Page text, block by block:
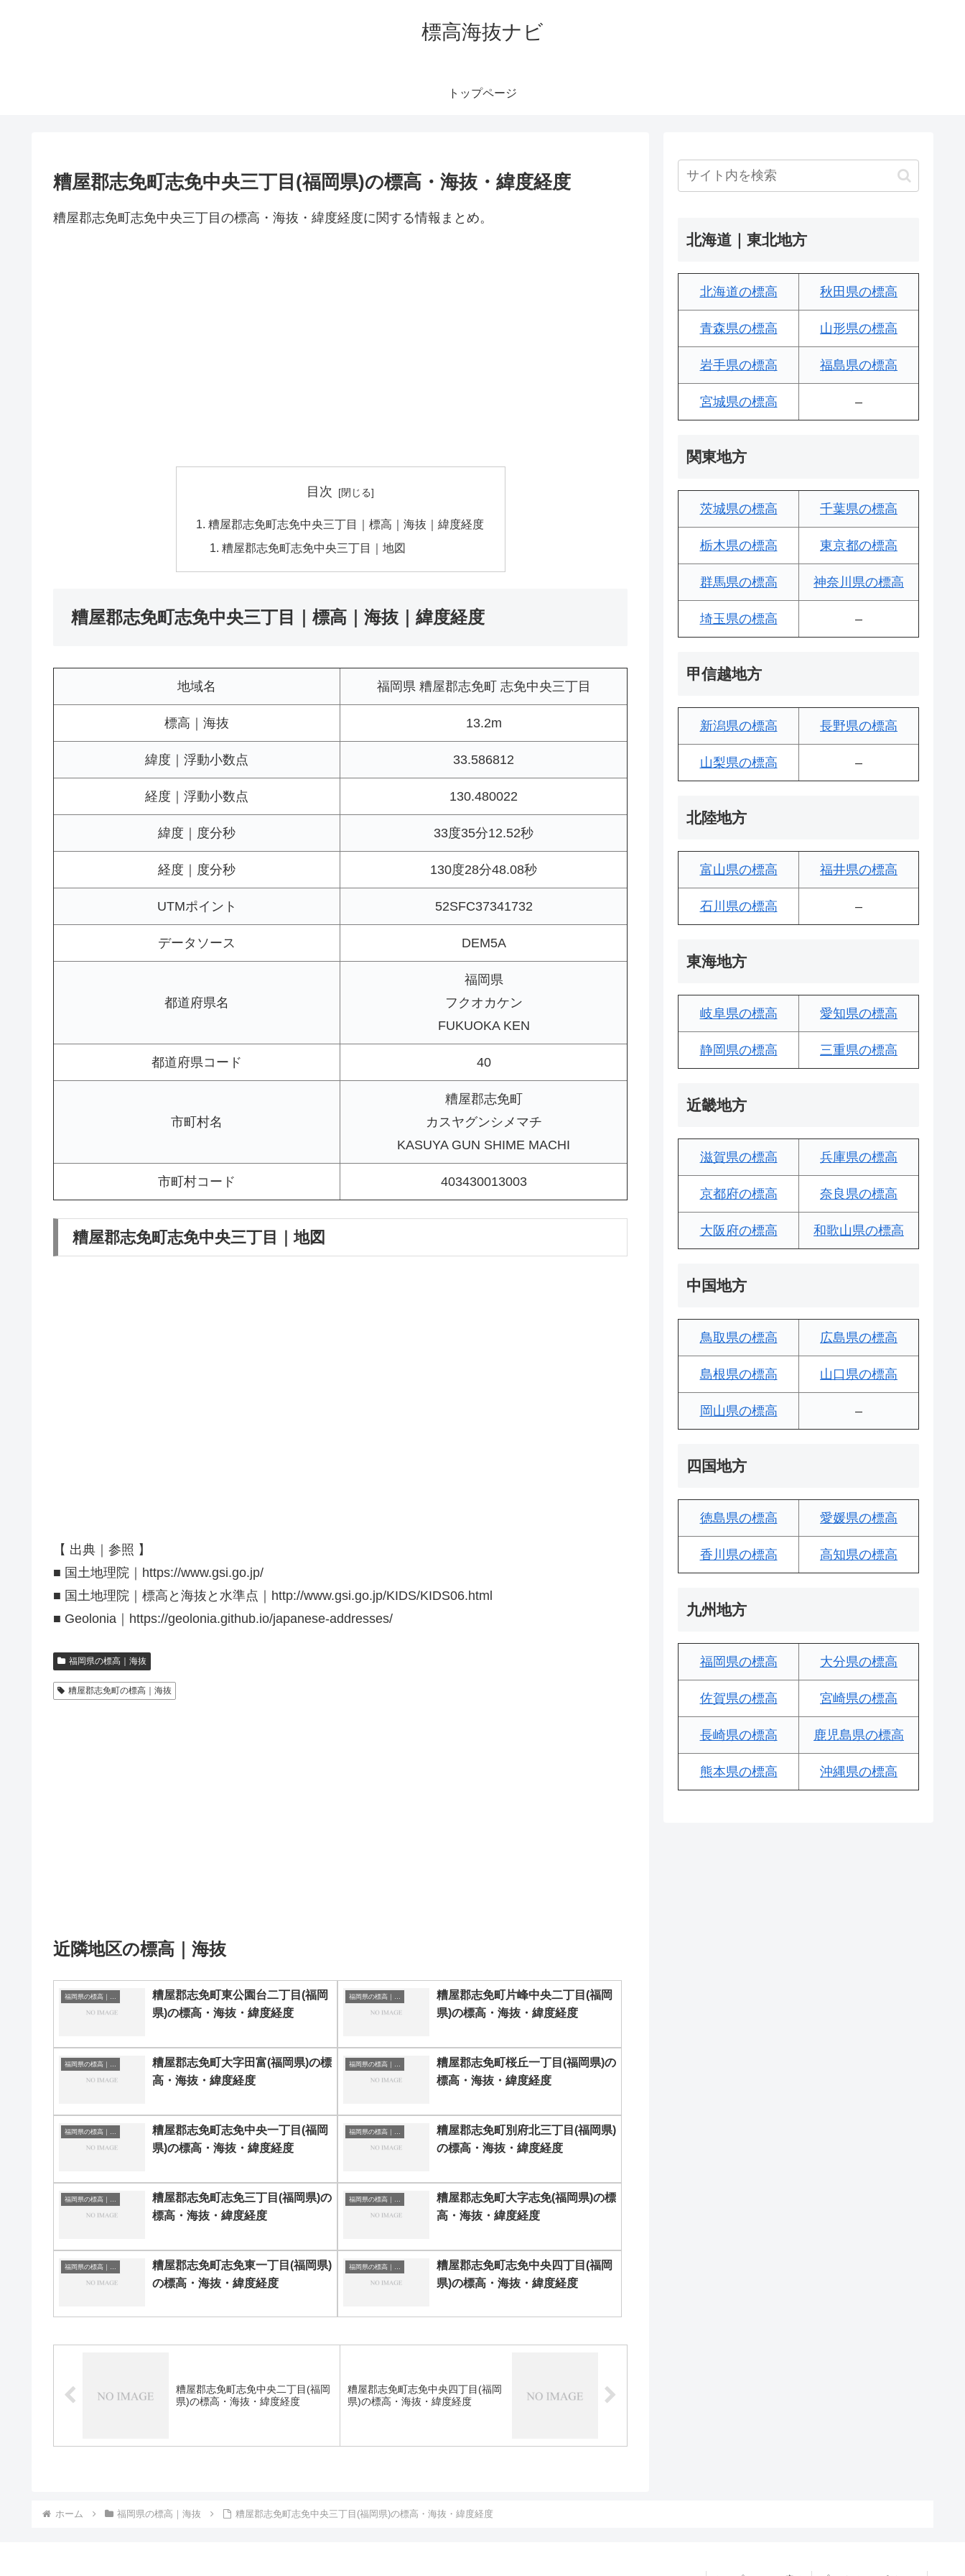
標高海抜ナビ
トップページ
糟屋郡志免町志免中央三丁目(福岡県)の標高・海抜・緯度経度
糟屋郡志免町志免中央三丁目の標高・海抜・緯度経度に関する情報まとめ。
目次
糟屋郡志免町志免中央三丁目｜標高｜海抜｜緯度経度
糟屋郡志免町志免中央三丁目｜地図
糟屋郡志免町志免中央三丁目｜標高｜海抜｜緯度経度
地域名 福岡県 糟屋郡志免町 志免中央三丁目
標高｜海抜 13.2m
緯度｜浮動小数点 33.586812
経度｜浮動小数点 130.480022
緯度｜度分秒 33度35分12.52秒
経度｜度分秒 130度28分48.08秒
UTMポイント 52SFC37341732
データソース DEM5A
都道府県名
福岡県
フクオカケン
FUKUOKA KEN
都道府県コード 40
市町村名
糟屋郡志免町
カスヤグンシメマチ
KASUYA GUN SHIME MACHI
市町村コード 403430013003
糟屋郡志免町志免中央三丁目｜地図
【 出典｜参照 】
■ 国土地理院｜https://www.gsi.go.jp/
■ 国土地理院｜標高と海抜と水準点｜http://www.gsi.go.jp/KIDS/KIDS06.html
■ Geolonia｜https://geolonia.github.io/japanese-addresses/
福岡県の標高｜海抜
糟屋郡志免町の標高｜海抜
近隣地区の標高｜海抜
糟屋郡志免町東公園台二丁目(福岡
県)の標高・海抜・緯度経度
糟屋郡志免町片峰中央二丁目(福岡
県)の標高・海抜・緯度経度
糟屋郡志免町大字田富(福岡県)の標
高・海抜・緯度経度
糟屋郡志免町桜丘一丁目(福岡県)の
標高・海抜・緯度経度
糟屋郡志免町志免中央一丁目(福岡
県)の標高・海抜・緯度経度
糟屋郡志免町別府北三丁目(福岡県)
の標高・海抜・緯度経度
糟屋郡志免町志免三丁目(福岡県)の
標高・海抜・緯度経度
糟屋郡志免町大字志免(福岡県)の標
高・海抜・緯度経度
糟屋郡志免町志免東一丁目(福岡県)
の標高・海抜・緯度経度
糟屋郡志免町志免中央四丁目(福岡
県)の標高・海抜・緯度経度
糟屋郡志免町志免中央二丁目(福岡
県)の標高・海抜・緯度経度
糟屋郡志免町志免中央四丁目(福岡
県)の標高・海抜・緯度経度
北海道｜東北地方
北海道の標高 秋田県の標高
青森県の標高 山形県の標高
岩手県の標高 福島県の標高
宮城県の標高 –
関東地方
茨城県の標高 千葉県の標高
栃木県の標高 東京都の標高
群馬県の標高 神奈川県の標高
埼玉県の標高 –
甲信越地方
新潟県の標高 長野県の標高
山梨県の標高 –
北陸地方
富山県の標高 福井県の標高
石川県の標高 –
東海地方
岐阜県の標高 愛知県の標高
静岡県の標高 三重県の標高
近畿地方
滋賀県の標高 兵庫県の標高
京都府の標高 奈良県の標高
大阪府の標高 和歌山県の標高
中国地方
鳥取県の標高 広島県の標高
島根県の標高 山口県の標高
岡山県の標高 –
四国地方
徳島県の標高 愛媛県の標高
香川県の標高 高知県の標高
九州地方
福岡県の標高 大分県の標高
佐賀県の標高 宮崎県の標高
長崎県の標高 鹿児島県の標高
熊本県の標高 沖縄県の標高
ホーム 福岡県の標高｜海抜 糟屋郡志免町志免中央三丁目(福岡県)の標高・海抜・緯度経度